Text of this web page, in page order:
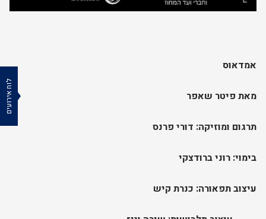
אמדאוס
מאת פיטר שאפר
תרגום ומוזיקה: דורי פרנס
בימוי: רוני ברודצקי
עיצוב תפאורה: כנרת קיש
לוח אירועים